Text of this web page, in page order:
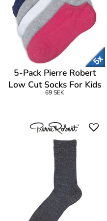
5-Pack Pierre Robert
Low Cut Socks For Kids
69 SEK